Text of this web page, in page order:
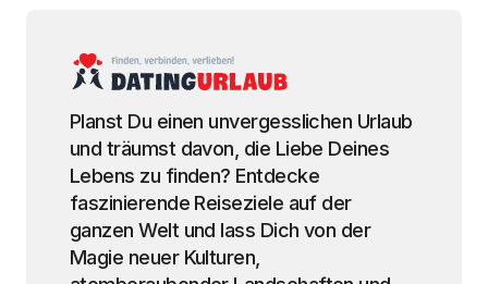
Planst Du einen unvergesslichen Urlaub
und träumst davon, die Liebe Deines
Lebens zu finden? Entdecke
faszinierende Reiseziele auf der
ganzen Welt und lass Dich von der
Magie neuer Kulturen,